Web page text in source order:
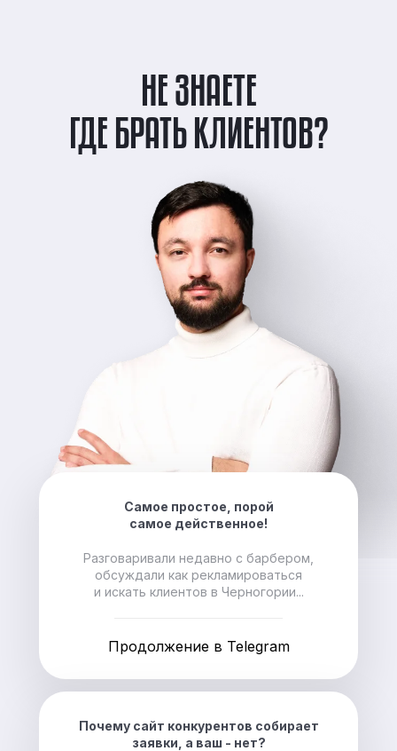
ГДЕ БРАТЬ КЛИЕНТОВ?
НЕ ЗНАЕТЕ
Самое простое, порой
самое действенное!
Разговаривали недавно с барбером,
обсуждали как рекламироваться
и искать клиентов в Черногории...
Продолжение в Telegram
Почему сайт конкурентов собирает
заявки, а ваш - нет?